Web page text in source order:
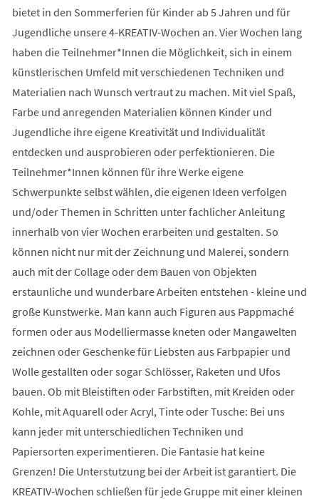
bietet in den Sommerferien für Kinder ab 5 Jahren und für
Jugendliche unsere 4-KREATIV-Wochen an. Vier Wochen lang
haben die Teilnehmer*Innen die Möglichkeit, sich in einem
künstlerischen Umfeld mit verschiedenen Techniken und
Materialien nach Wunsch vertraut zu machen. Mit viel Spaß,
Farbe und anregenden Materialien können Kinder und
Jugendliche ihre eigene Kreativität und Individualität
entdecken und ausprobieren oder perfektionieren. Die
Teilnehmer*Innen können für ihre Werke eigene
Schwerpunkte selbst wählen, die eigenen Ideen verfolgen
und/oder Themen in Schritten unter fachlicher Anleitung
innerhalb von vier Wochen erarbeiten und gestalten. So
können nicht nur mit der Zeichnung und Malerei, sondern
auch mit der Collage oder dem Bauen von Objekten
erstaunliche und wunderbare Arbeiten entstehen - kleine und
große Kunstwerke. Man kann auch Figuren aus Pappmaché
formen oder aus Modelliermasse kneten oder Mangawelten
zeichnen oder Geschenke für Liebsten aus Farbpapier und
Wolle gestallten oder sogar Schlösser, Raketen und Ufos
bauen. Ob mit Bleistiften oder Farbstiften, mit Kreiden oder
Kohle, mit Aquarell oder Acryl, Tinte oder Tusche: Bei uns
kann jeder mit unterschiedlichen Techniken und
Papiersorten experimentieren. Die Fantasie hat keine
Grenzen! Die Unterstutzung bei der Arbeit ist garantiert. Die
KREATIV-Wochen schließen für jede Gruppe mit einer kleinen